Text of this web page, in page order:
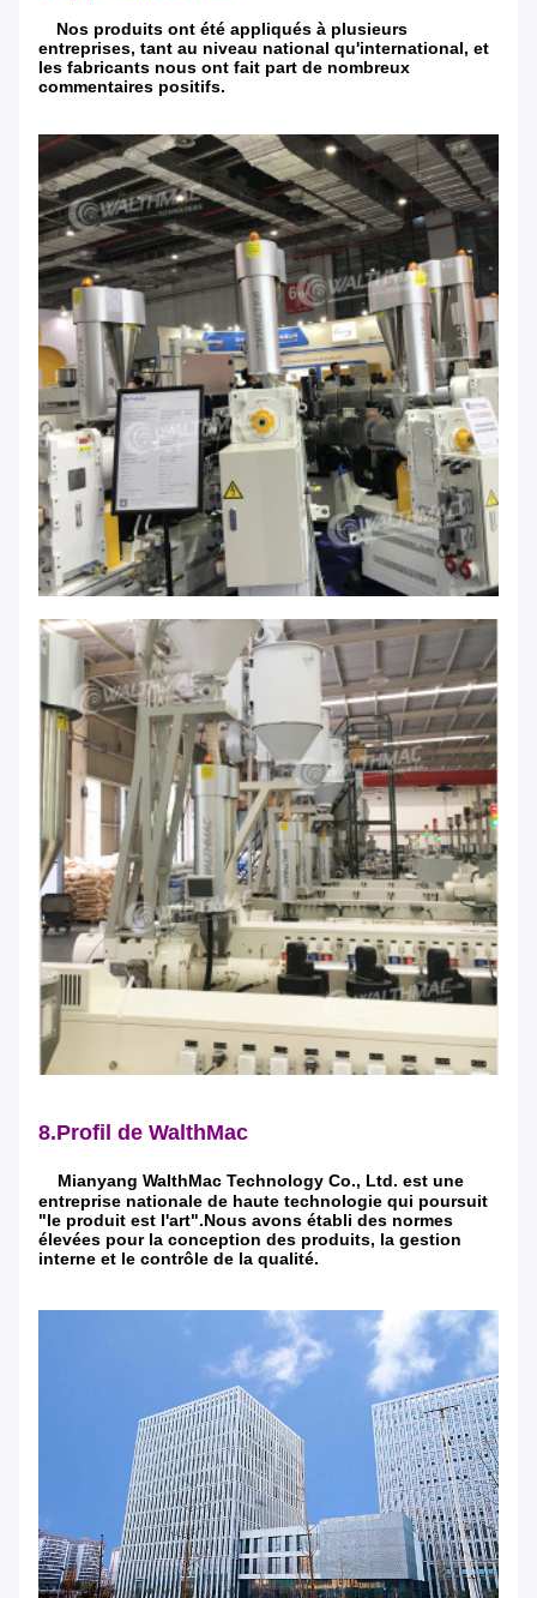
SOUMETTRE
Nos produits ont été appliqués à plusieurs
entreprises, tant au niveau national qu'international, et
les fabricants nous ont fait part de nombreux
commentaires positifs.
8.Profil de WalthMac
Mianyang WalthMac Technology Co., Ltd. est une
entreprise nationale de haute technologie qui poursuit
"le produit est l'art".Nous avons établi des normes
élevées pour la conception des produits, la gestion
interne et le contrôle de la qualité.